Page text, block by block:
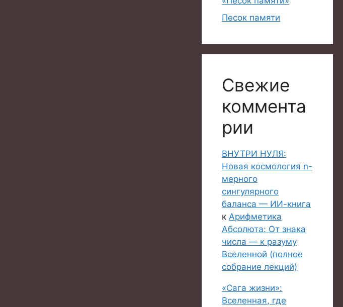
Песок памяти
Свежие
коммента
рии
ВНУТРИ НУЛЯ:
Новая космология n-
мерного
сингулярного
баланса — ИИ-книга
к Арифметика
Абсолюта: От знака
числа — к разуму
Вселенной (полное
собрание лекций)
«Сага жизни»:
Вселенная, где